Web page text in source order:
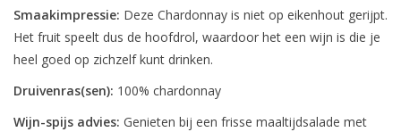
Smaakimpressie: Deze Chardonnay is niet op eikenhout gerijpt.
Het fruit speelt dus de hoofdrol, waardoor het een wijn is die je
heel goed op zichzelf kunt drinken.
Druivenras(sen): 100% chardonnay
Wijn-spijs advies: Genieten bij een frisse maaltijdsalade met